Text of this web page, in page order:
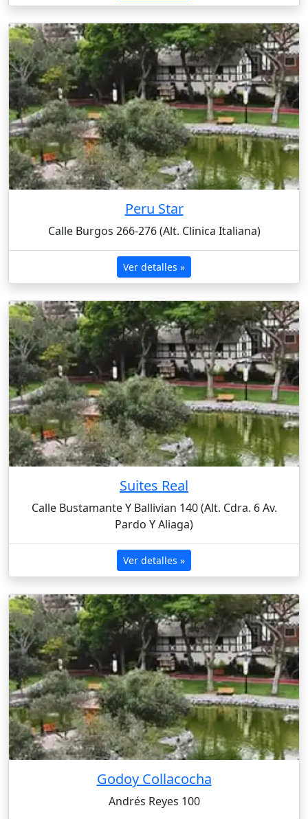
Peru Star
Calle Burgos 266-276 (Alt. Clinica Italiana)
Ver detalles »
Suites Real
Calle Bustamante Y Ballivian 140 (Alt. Cdra. 6 Av.
Pardo Y Aliaga)
Ver detalles »
Godoy Collacocha
Andrés Reyes 100